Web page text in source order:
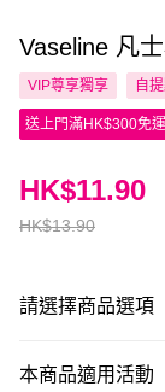
Vaseline 凡
VIP尊享獨享 自
送上門滿HK$300免
HK$13.90
HK$11.90
請選擇商品選項
本商品適用活動